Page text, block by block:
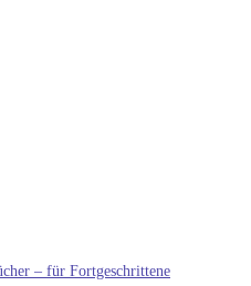
– für Fortgeschrittene